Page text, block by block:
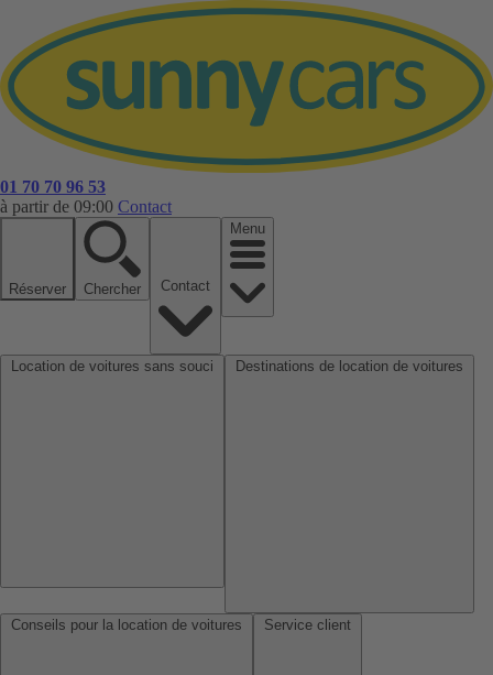
01 70 70 96 53
à partir de 09:00 Contact
Réserver Chercher
Menu